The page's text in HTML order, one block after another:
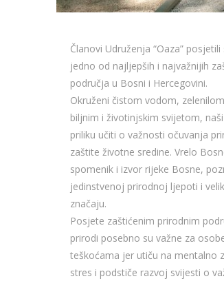
Članovi Udruženja “Oaza”
jedno od najljepših i najvažnijih
područja u Bosni i Hercegovini.
Okruženi čistom vodom,
biljnim i životinjskim svijetom,
priliku učiti o važnosti očuvanja
zaštite životne sredine. Vrelo
spomenik i izvor rijeke Bosne,
jedinstvenoj prirodnoj ljepoti i
značaju.
Posjete zaštićenim prirodnim
prirodi posebno su važne za
teškoćama jer utiču na mentalno
stres i podstiče razvoj svijesti o